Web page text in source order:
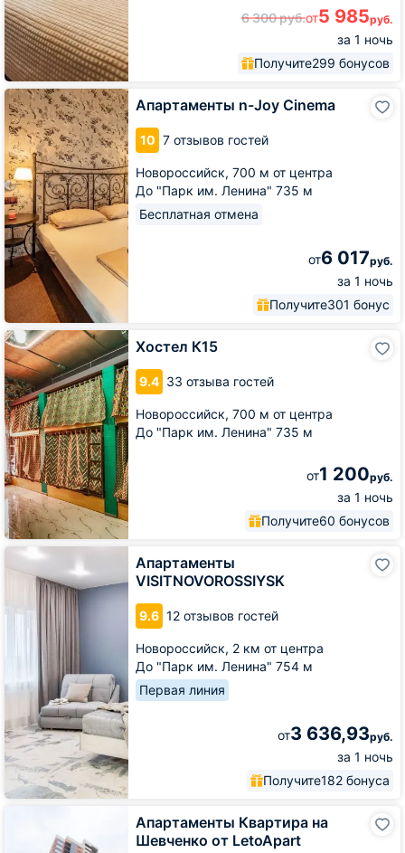
6 300руб.от5 985руб.
за 1 ночь
Получите299 бонусов
Апартаменты n-Joy Cinema
10 7 отзывов гостей
Новороссийск, 700 м от центра
До "Парк им. Ленина" 735 м
Бесплатная отмена
от6 017руб.
за 1 ночь
Получите301 бонус
Апартаменты
n-
Joy
Cinema
Хостел К15
9.4 33 отзыва гостей
Новороссийск, 700 м от центра
До "Парк им. Ленина" 735 м
от1 200руб.
за 1 ночь
Получите60 бонусов
Хостел
К15
Апартаменты
VISITNOVOROSSIYSK
9.6 12 отзывов гостей
Новороссийск, 2 км от центра
До "Парк им. Ленина" 754 м
Первая линия
от3 636,93руб.
за 1 ночь
Получите182 бонуса
Апартаменты
VISITNOVOROSSIYSK
Апартаменты Квартира на
Шевченко от LetoApart